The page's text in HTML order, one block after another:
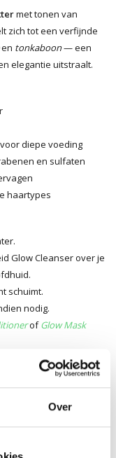
Over
met tonen van
zich tot een verfijnde
en tonkaboon— een
elegantie uitstraalt.
diepe voeding
en sulfaten
haartypes
Glow Cleanser over je
schuimt.
nodig.
ofGlow Mask
producten uit deGlow-
Was je haar bij